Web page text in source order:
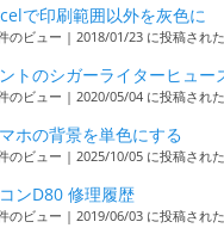
で印刷範囲以外を灰色に
のビュー | 2018/01/23 に投稿された
トのシガーライターヒュー
のビュー | 2020/05/04 に投稿された
ホの背景を単色にする
のビュー | 2025/10/05 に投稿された
ンD80 修理履歴
のビュー | 2019/06/03 に投稿された